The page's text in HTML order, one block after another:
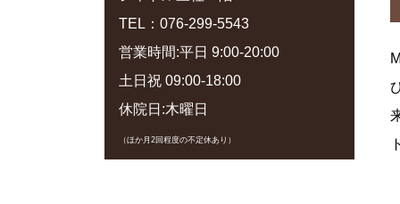
TEL：076-299-5543
営業時間:平日 9:00-20:00
土日祝 09:00-18:00
休院日:木曜日
（ほか月2回程度の不定休あり）